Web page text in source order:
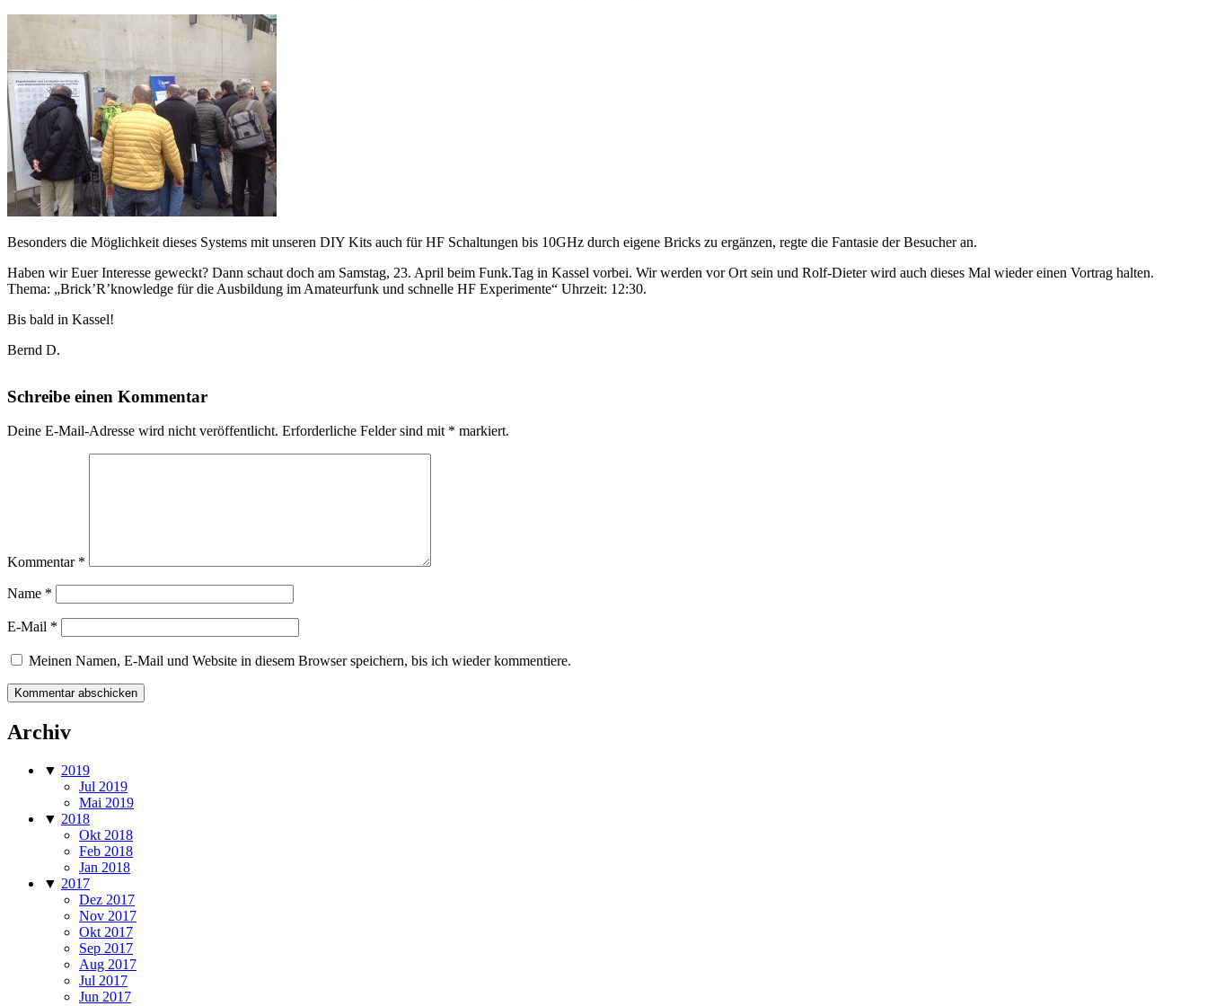
Besonders die Möglichkeit dieses Systems mit unseren DIY Kits auch für HF Schaltungen bis 10GHz durch eigene Bricks zu ergänzen, regte die Fantasie der Besucher an.
Haben wir Euer Interesse geweckt? Dann schaut doch am Samstag, 23. April beim Funk.Tag in Kassel vorbei. Wir werden vor Ort sein und Rolf-Dieter wird auch dieses Mal wieder einen Vortrag halten.
Thema: „Brick’R’knowledge für die Ausbildung im Amateurfunk und schnelle HF Experimente“ Uhrzeit: 12:30.
Bis bald in Kassel!
Bernd D.
Schreibe einen Kommentar
Deine E-Mail-Adresse wird nicht veröffentlicht. Erforderliche Felder sind mit * markiert.
Kommentar *
Name *
E-Mail *
Meinen Namen, E-Mail und Website in diesem Browser speichern, bis ich wieder kommentiere.
Archiv
▼ 2019
Jul 2019
Mai 2019
▼ 2018
Okt 2018
Feb 2018
Jan 2018
▼ 2017
Dez 2017
Nov 2017
Okt 2017
Sep 2017
Aug 2017
Jul 2017
Jun 2017